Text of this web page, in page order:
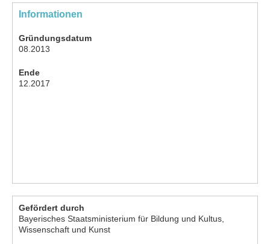
Informationen
Gründungsdatum
08.2013
Ende
12.2017
Gefördert durch
Bayerisches Staatsministerium für Bildung und Kultus,
Wissenschaft und Kunst